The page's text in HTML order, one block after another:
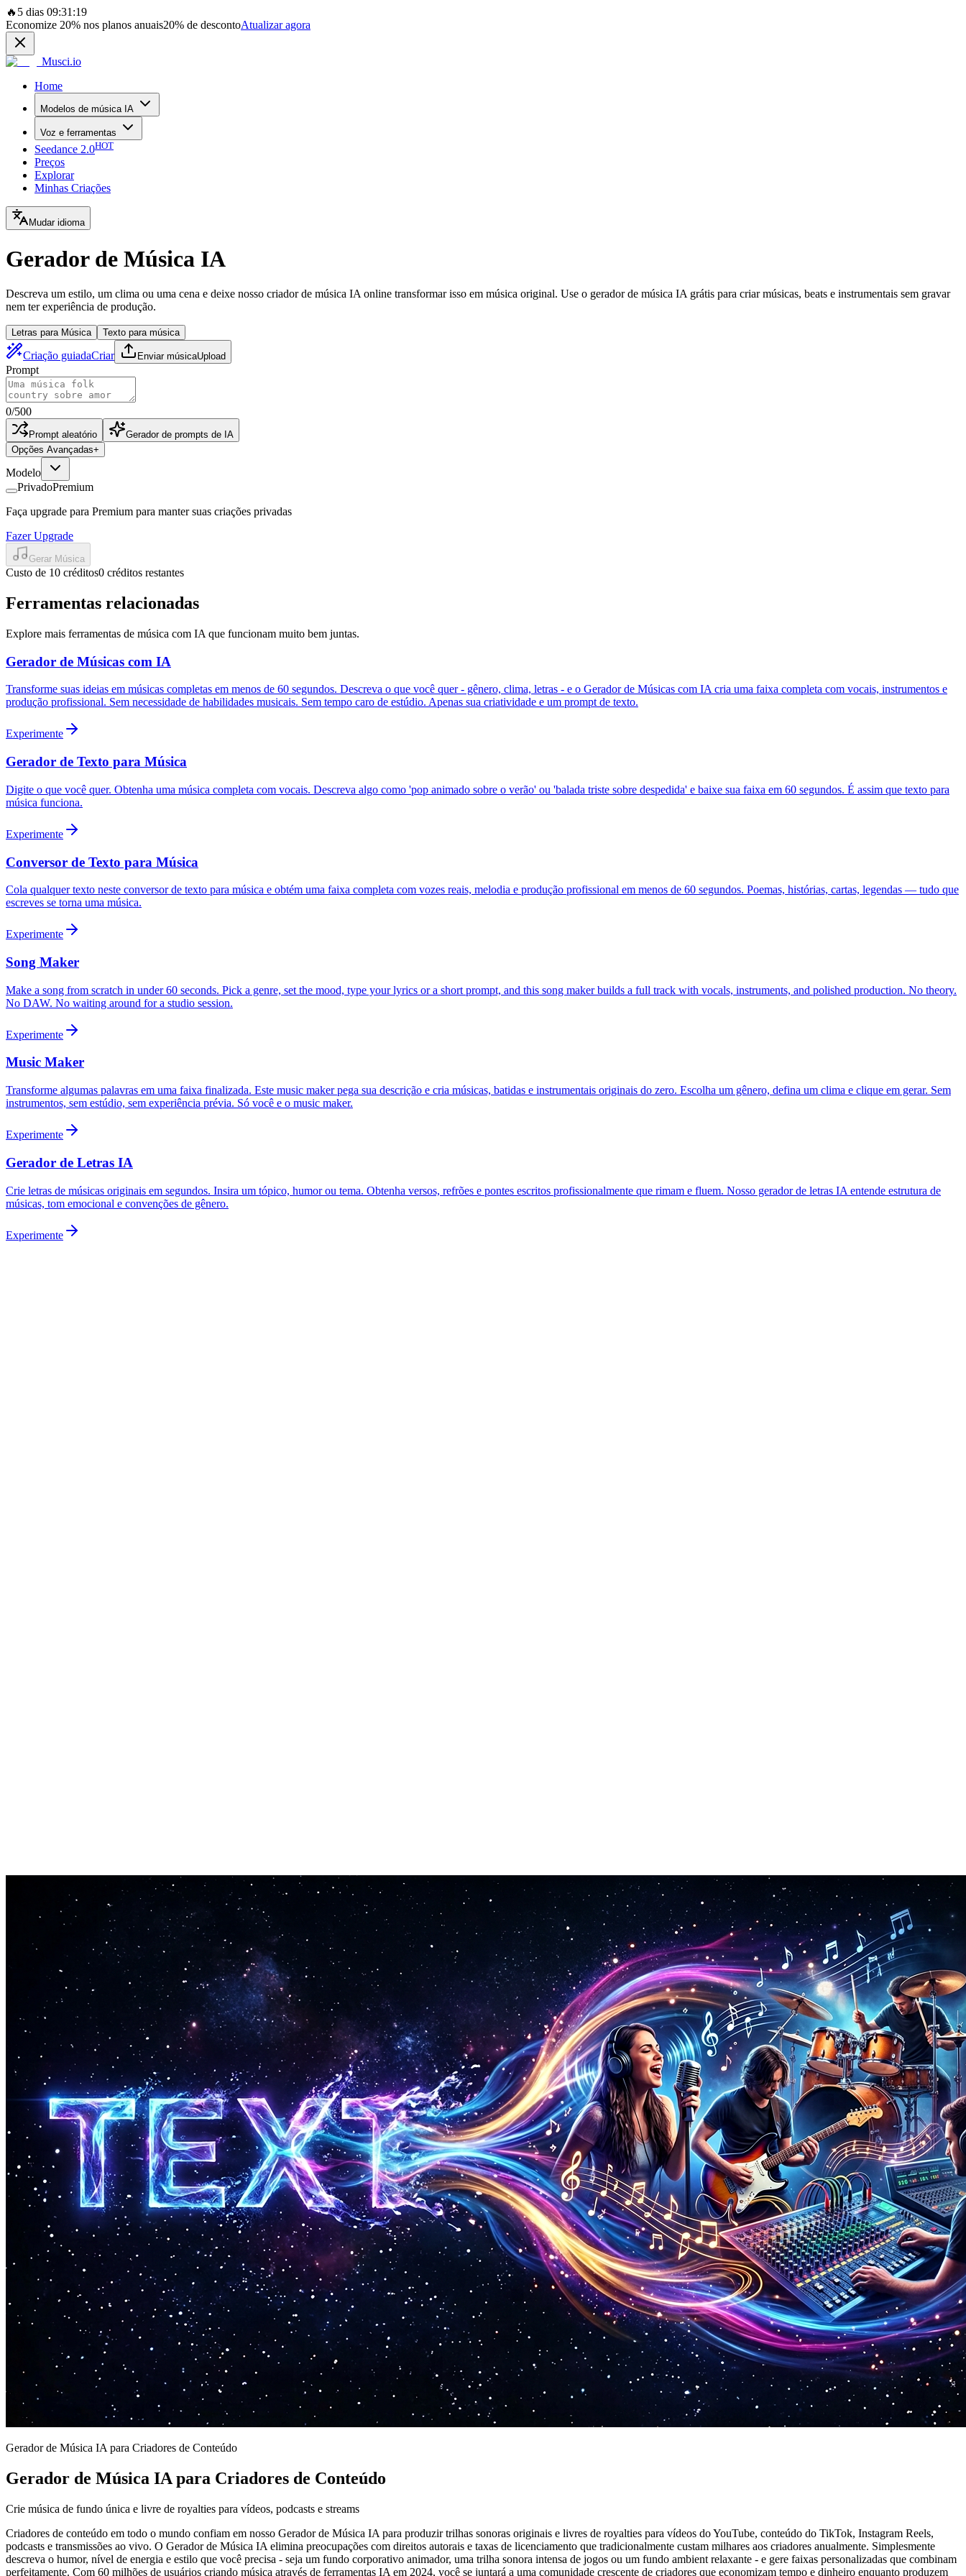
🔥 5 dias 09:31:19
Economize 20% nos planos anuais20% de descontoAtualizar agora
Musci.io
Home
Modelos de música IA
Voz e ferramentas
Seedance 2.0HOT
Preços
Explorar
Minhas Criações
Mudar idioma
Gerador de Música IA
Descreva um estilo, um clima ou uma cena e deixe nosso criador de música IA online transformar isso em música original. Use o gerador de música IA grátis para criar músicas, beats e instrumentais sem gravar
nem ter experiência de produção.
Letras para Música Texto para música
Criação guiadaCriar Enviar músicaUpload
Prompt
0/500
Prompt aleatório
Gerador de prompts de IA
Opções Avançadas+
Modelo
PrivadoPremium
Faça upgrade para Premium para manter suas criações privadas
Fazer Upgrade
Gerar Música
Custo de 10 créditos0 créditos restantes
Ferramentas relacionadas
Explore mais ferramentas de música com IA que funcionam muito bem juntas.
Gerador de Músicas com IA
Transforme suas ideias em músicas completas em menos de 60 segundos. Descreva o que você quer - gênero, clima, letras - e o Gerador de Músicas com IA cria uma faixa completa com vocais, instrumentos e
produção profissional. Sem necessidade de habilidades musicais. Sem tempo caro de estúdio. Apenas sua criatividade e um prompt de texto.
Experimente
Gerador de Texto para Música
Digite o que você quer. Obtenha uma música completa com vocais. Descreva algo como 'pop animado sobre o verão' ou 'balada triste sobre despedida' e baixe sua faixa em 60 segundos. É assim que texto para
música funciona.
Experimente
Conversor de Texto para Música
Cola qualquer texto neste conversor de texto para música e obtém uma faixa completa com vozes reais, melodia e produção profissional em menos de 60 segundos. Poemas, histórias, cartas, legendas — tudo que
escreves se torna uma música.
Experimente
Song Maker
Make a song from scratch in under 60 seconds. Pick a genre, set the mood, type your lyrics or a short prompt, and this song maker builds a full track with vocals, instruments, and polished production. No theory.
No DAW. No waiting around for a studio session.
Experimente
Music Maker
Transforme algumas palavras em uma faixa finalizada. Este music maker pega sua descrição e cria músicas, batidas e instrumentais originais do zero. Escolha um gênero, defina um clima e clique em gerar. Sem
instrumentos, sem estúdio, sem experiência prévia. Só você e o music maker.
Experimente
Gerador de Letras IA
Crie letras de músicas originais em segundos. Insira um tópico, humor ou tema. Obtenha versos, refrões e pontes escritos profissionalmente que rimam e fluem. Nosso gerador de letras IA entende estrutura de
músicas, tom emocional e convenções de gênero.
Experimente
Gerador de Música IA para Criadores de Conteúdo
Gerador de Música IA para Criadores de Conteúdo
Crie música de fundo única e livre de royalties para vídeos, podcasts e streams
Criadores de conteúdo em todo o mundo confiam em nosso Gerador de Música IA para produzir trilhas sonoras originais e livres de royalties para vídeos do YouTube, conteúdo do TikTok, Instagram Reels,
podcasts e transmissões ao vivo. O Gerador de Música IA elimina preocupações com direitos autorais e taxas de licenciamento que tradicionalmente custam milhares aos criadores anualmente. Simplesmente
descreva o humor, nível de energia e estilo que você precisa - seja um fundo corporativo animador, uma trilha sonora intensa de jogos ou um fundo ambient relaxante - e gere faixas personalizadas que combinam
perfeitamente. Com 60 milhões de usuários criando música através de ferramentas IA em 2024, você se juntará a uma comunidade crescente de criadores que economizam tempo e dinheiro enquanto produzem